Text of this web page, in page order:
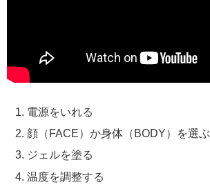
電源をいれる
顔（FACE）か身体（BODY）を選ぶ
ジェルを塗る
温度を調整する